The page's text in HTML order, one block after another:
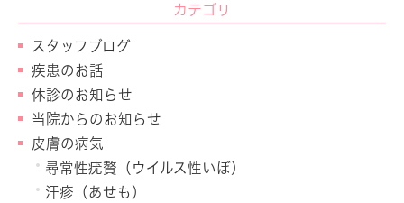
カテゴリ
スタッフブログ
疾患のお話
休診のお知らせ
当院からのお知らせ
皮膚の病気
尋常性疣贅（ウイルス性いぼ）
汗疹（あせも）